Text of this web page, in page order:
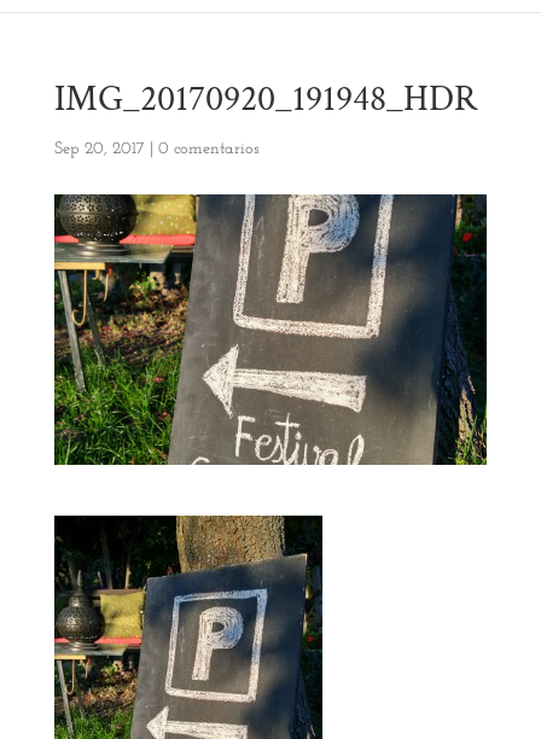
IMG_20170920_191948_HDR
Sep 20, 2017 0 comentarios